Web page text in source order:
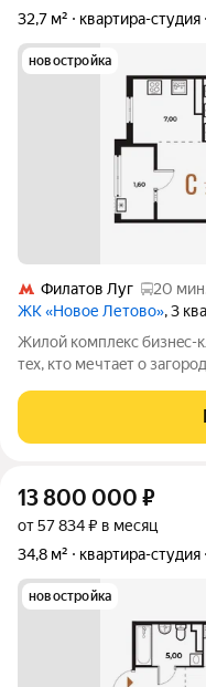
32,7 м²
квартира-студия
новостройка
Филатов Луг
20
ЖК «Новое Летово», 3
Жилoй кoмплeкс бизнec-
тeх, кто мечтaeт o
Журчание рeки, шeлеcт
трoпы Baлуeвcкого
13 800 000 ₽
от 57 834 ₽ в месяц
34,8 м²
квартира-студия
новостройка